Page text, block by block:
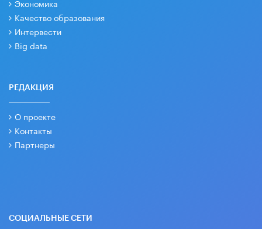
Экономика
Качество образования
Интервести
Big data
РЕДАКЦИЯ
О проекте
Контакты
Партнеры
СОЦИАЛЬНЫЕ СЕТИ